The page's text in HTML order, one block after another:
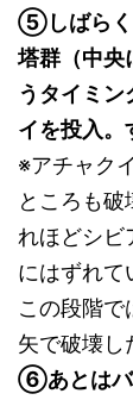
⑤しばらく
塔群（中央
うタイミ
イを投入。
※アチャク
ところも
れほどシビ
にはずれて
この段階で
矢で破壊し
⑥あとはバ